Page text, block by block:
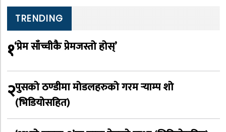
TRENDING
१‘प्रेम साँच्चीकै प्रेमजस्तो होस्’
२पुसको ठण्डीमा मोडलहरुको गरम र्‍याम्प शो
(भिडियोसहित)